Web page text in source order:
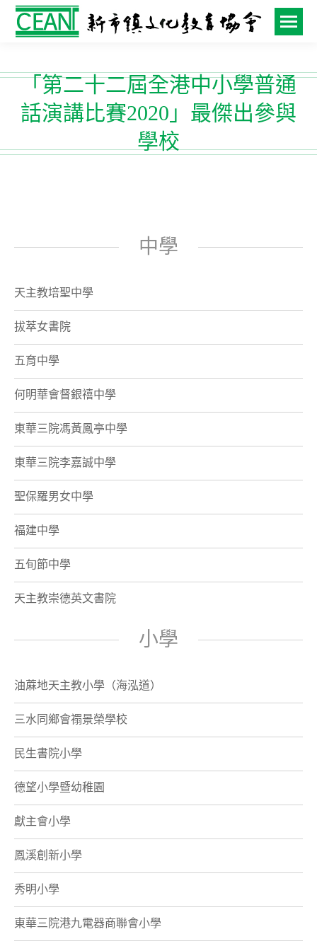
「第二十二屆全港中小學普通
話演講比賽2020」最傑出參與
學校
中學
天主教培聖中學
拔萃女書院
五育中學
何明華會督銀禧中學
東華三院馮黃鳳亭中學
東華三院李嘉誠中學
聖保羅男女中學
福建中學
五旬節中學
天主教崇德英文書院
小學
油蔴地天主教小學（海泓道）
三水同鄉會禤景榮學校
民生書院小學
德望小學暨幼稚園
獻主會小學
鳳溪創新小學
秀明小學
東華三院港九電器商聯會小學